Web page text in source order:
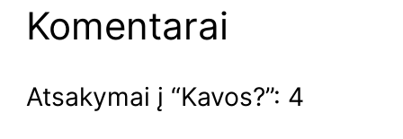
Komentarai
Atsakymai į “Kavos?”: 4